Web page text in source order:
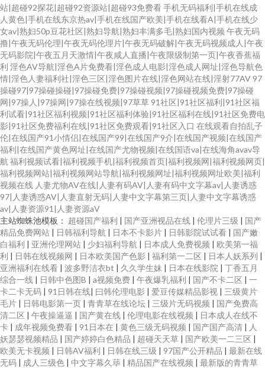
站|超碰92探花|超碰92资源站|超碰93免费看手机无码福利|手机在线成
人黄色|手机在线东京热av|手机在线国产欧美|手机在线看A|手机在线少
女av|熟妇50p豆花社区|熟妇导航|熟妇丰满多毛|熟妇国内视频 午夜无码
撸|午夜无码伦理|午夜无码伦理片|午夜无码破解|午夜无码视频成人|午夜
无码影院|午夜五月天激情|午夜咸人直播|午夜限级制第一页|午夜香蕉福
利 淫色AV导航|淫色A片免费看|淫色成人电影|淫色成人网址|淫色导航色
情|淫色人妻福利社|淫色三区|淫色图片在线|淫色网站在线|淫射77AV 97
操碰97|97操碰操碰|97操碰免费|97操碰视频|97操碰视频免费|97操碰
网|97操人|97操网|97操在线视频|97草草 91社区|91社区福利|91社区福
利试看|91社区福利视频|91社区福利体验|91社区福利在线|91社区免费电
影|91社区免费福利在线|91社区免费观看|91社区入口 在线观看自拍乱子
伦|在线国产91小情侣|在线国产99|在线国产9介|在线国产视频|在线国产
福利|在线国产黄色网址|在线国产尤物视频|在线国语va|在线海角avav导
航 福利视频试看|福利视频手机|福利视频首页|福利视频网|福利视频网页|
福利视频网站|福利视频网站导航|福利视频网址|福利视频网址欧美|福利
视频在线 人妻尤物AV在线|人妻有码AV|人妻有码中文字幕av|人妻诱惑
97|人妻诱惑AV|人妻直射无码|人妻中文字幕第三页|人妻中文字幕诱惑
av|人妻资源91|人妻资源aV
主站蜘蛛池模板： 超碰国产福利 | 国产亚洲视品在线 | 伦理片三级 | 国产
精品免费网站 | 日韩福利导航 | 日本不卡影片 | 日韩影院试试看 | 国产嫩
白福利 | 亚洲伦理网站 | 少妇福利导航 | 日本成人免费视频 | 欧美第一福
利 | 日韩在线视频网 | 日本欧美国产色影 | 福利第一二区 | 日本人妖系列 |
亚洲福利在线看 | 波多野洁衣bt | 久久学生妹 | 日本在线影院 | 丁香五月
综合一线 | 日韩中色图B | a视频免费 | 午夜爆乳福利 | 国产不卡二区 | 一
卡二卡无码 | 91日韩在线| 曰韩伦理电影 | 爱豆传媒精品影视 | 三级黄片
毛片 | 日韩电影第一页 | 青青草在线论坛 | 三级片无码视频 | 国产免费高
清二区 | 午夜操逼逼 | 国产黄在线 | 伦理电影在线视频 | 日本成人在线不
卡 | 成年视频免费看 | 91日本在 | 黄色三级无码视频 | 国产国产高清 | 人
妖瑟瑟视频精品 | 国产婷婷白色精品 | 超碰天天草 | 国产欧美一二三区 |
欧美无卡视频 | 日韩AV福利 | 日韩在线三级 | 97国产公开精品 | 最新在线
无码 | 成人三级色 | 中文字幕久荜 | 精品国产在线视频 | 最新版的青青草